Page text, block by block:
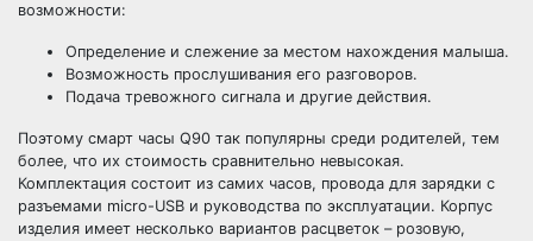
возможности:
Определение и слежение за местом нахождения малыша.
Возможность прослушивания его разговоров.
Подача тревожного сигнала и другие действия.
Поэтому смарт часы Q90 так популярны среди родителей, тем
более, что их стоимость сравнительно невысокая.
Комплектация состоит из самих часов, провода для зарядки с
разъемами micro-USB и руководства по эксплуатации. Корпус
изделия имеет несколько вариантов расцветок – розовую,